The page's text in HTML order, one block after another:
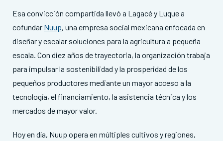
Esa convicción compartida llevó a Lagacé y Luque a
cofundar Nuup, una empresa social mexicana enfocada en
diseñar y escalar soluciones para la agricultura a pequeña
escala. Con diez años de trayectoria, la organización trabaja
para impulsar la sostenibilidad y la prosperidad de los
pequeños productores mediante un mayor acceso a la
tecnología, el financiamiento, la asistencia técnica y los
mercados de mayor valor.
Hoy en día, Nuup opera en múltiples cultivos y regiones,